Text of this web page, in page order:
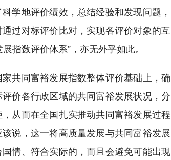
学地评价绩效，总结经验和发现问题，
过对标评价比对，实现各评价对象的互
指数评价体系”，亦无外乎如此。
共同富裕发展指数整体评价基础上，确
价各行政区域的共同富裕发展状况，分
从而在全国扎实推动共同富裕发展过程
说，这一将高质量发展与共同富裕发展
情、符合实际的，而且会避免可能出现